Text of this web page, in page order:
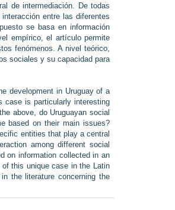
de intermediación. De todas
entre las diferentes
se basa en información
empírico, el artículo permite
fenómenos. A nivel teórico,
sociales y su capacidad para
development in Uruguay of a
case is particularly interesting
above, do Uruguayan social
based on their main issues?
entities that play a central
among different social
on information collected in an
this unique case in the Latin
the literature concerning the